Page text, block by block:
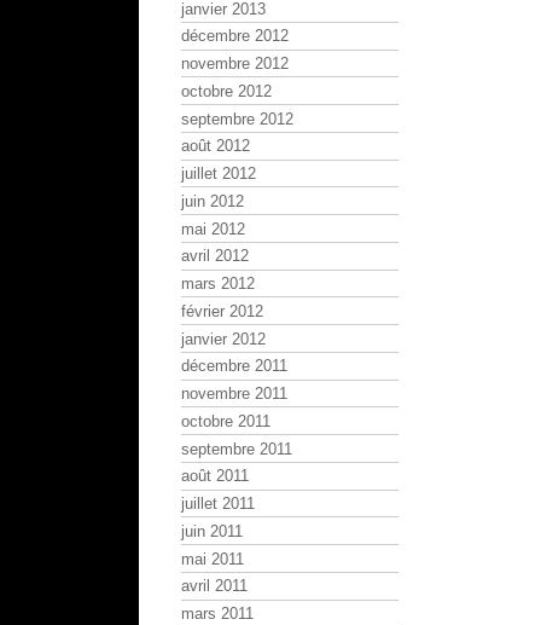
janvier 2013
décembre 2012
novembre 2012
octobre 2012
septembre 2012
août 2012
juillet 2012
juin 2012
mai 2012
avril 2012
mars 2012
février 2012
janvier 2012
décembre 2011
novembre 2011
octobre 2011
septembre 2011
août 2011
juillet 2011
juin 2011
mai 2011
avril 2011
mars 2011